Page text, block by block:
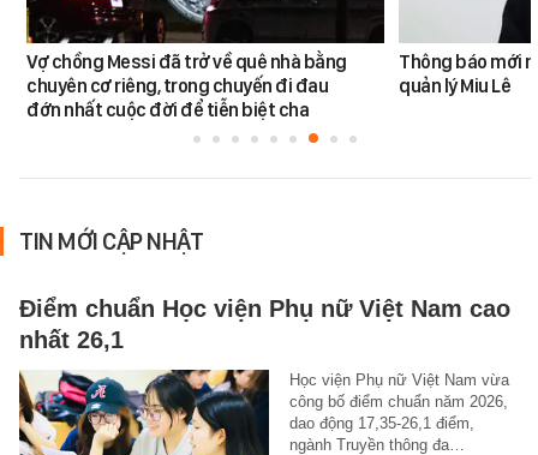
Vợ chồng Messi đã trở về quê nhà bằng
chuyên cơ riêng, trong chuyến đi đau
đớn nhất cuộc đời để tiễn biệt cha
Thông báo mới
quản lý Miu Lê
TIN MỚI CẬP NHẬT
Điểm chuẩn Học viện Phụ nữ Việt Nam cao
nhất 26,1
Học viện Phụ nữ Việt Nam vừa
công bố điểm chuẩn năm 2026,
dao động 17,35-26,1 điểm,
ngành Truyền thông đa…